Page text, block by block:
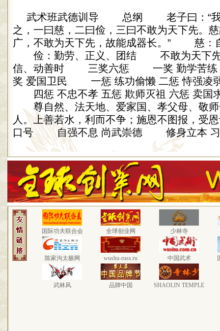
武术班武德训导 总纲 老子曰：“我
之，一曰慈，二曰俭，三曰不敢为天下先。
广，不敢为天下先，故能成器长。” 慈：
俭：勤劳、正义、团结 不敢为天下先
信、动善时 三奖六惩 一奖 勤学苦练
奖 爱国卫民 一惩 练功偷懒 二惩 恃强凌
四惩 不忠不孝 五惩 欺师灭祖 六惩 卖
尊自然、法天地、爱家国、孝父母、敬师
人。上善若水，利而不争；施恩不图报，
口号 自强不息 尚武崇德 修身立本 习
国际功夫联合会 全球创业网 少林寺
陈家沟太极网 wushu-russ.ru 中国武术
武林风 品牌中国 SHAOLIN TEMPLE